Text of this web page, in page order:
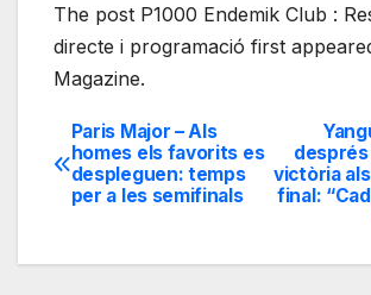
The post P1000 Endemik Club :
directe i programació first
Magazine.
Navegación
de
després
victòria
final:
Paris Major – Als
homes els favorits es
despleguen: temps
per a les semifinals